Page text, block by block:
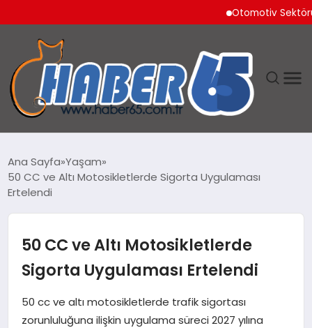
Otomotiv Sektörü
YAŞAM
Ana Sayfa Yaşam
50 CC ve Altı Motosikletlerde Sigorta Uygulaması
Ertelendi
50 CC ve Altı Motosikletlerde
Sigorta Uygulaması Ertelendi
50 cc ve altı motosikletlerde trafik sigortası
zorunluluğuna ilişkin uygulama süreci 2027 yılına